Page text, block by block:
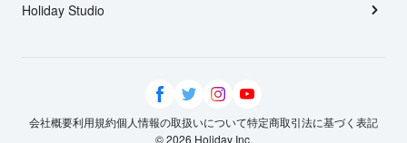
Holiday Studio
会社概要利用規約個人情報の取扱いについて特定商取引法に基づく表記
© 2026 Holiday Inc.